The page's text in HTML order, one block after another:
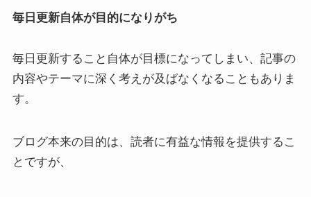
毎日更新自体が目的になりがち
毎日更新すること自体が目標になってしまい、記事の
内容やテーマに深く考えが及ばなくなることもありま
す。
ブログ本来の目的は、読者に有益な情報を提供するこ
とですが、